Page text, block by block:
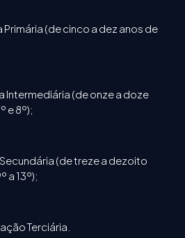
Primária (de cinco a dez anos de
Intermediária (de onze a doze
e 8º);
(de treze a dezoito
a 13º);
Terciária.